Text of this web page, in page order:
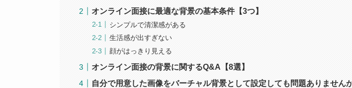
オンライン面接に最適な背景の基本条件【3つ】
シンプルで清潔感がある
生活感が出すぎない
顔がはっきり見える
オンライン面接の背景に関するQ&A【8選】
自分で用意した画像をバーチャル背景として設定しても問題ありません